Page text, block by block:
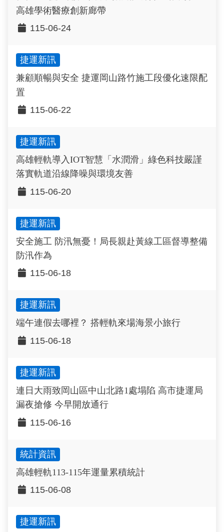
高雄學術醫療創新廊帶
115-06-24
捷運新訊
兼顧順暢與安全 捷運岡山路竹施工段優化速限配
置
115-06-22
捷運新訊
高雄輕軌導入IOT智慧「水潤滑」綠色科技嚴謹
落實軌道沿線降噪與環境友善
115-06-20
捷運新訊
安全施工 防汛無憂！局長親赴黃線工區督導整備
防汛作為
115-06-18
捷運新訊
端午連假去哪裡？ 搭輕軌來場海景小旅行
115-06-18
捷運新訊
連日大雨致岡山區中山北路1處塌陷 高市捷運局
漏夜搶修 今早開放通行
115-06-16
統計資訊
高雄輕軌113-115年運量累積統計
115-06-08
捷運新訊